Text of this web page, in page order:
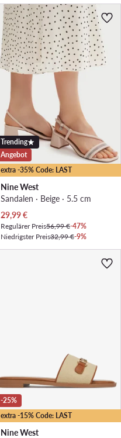
extra -35% Code: LAST
Trending
Angebot
Nine West
Sandalen · Beige · 5.5 cm
Aktueller Preis
29,99€
Regulärer Preis56,99 €-47%
Niedrigster Preis32,99 €-9%
extra -15% Code: LAST
-25%
Nine West